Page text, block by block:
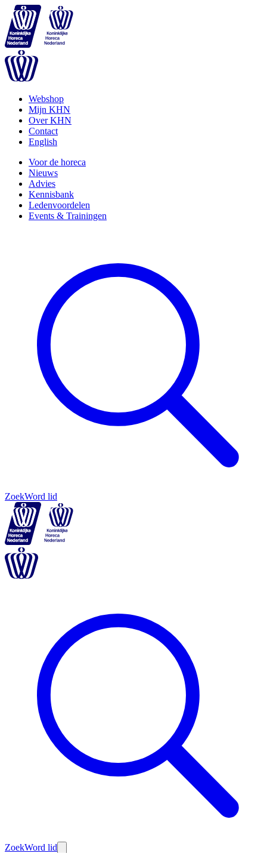
Webshop
Mijn KHN
Over KHN
Contact
English
Voor de horeca
Nieuws
Advies
Kennisbank
Ledenvoordelen
Events & Trainingen
ZoekWord lid
ZoekWord lid